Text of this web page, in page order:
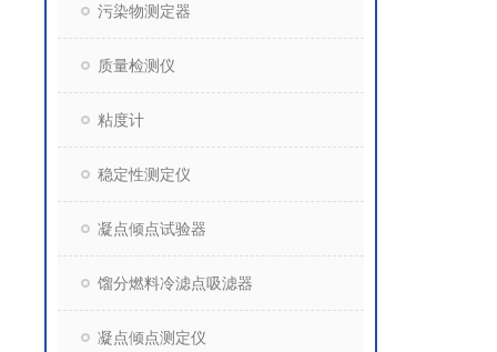
污染物测定器
质量检测仪
粘度计
稳定性测定仪
凝点倾点试验器
馏分燃料冷滤点吸滤器
凝点倾点测定仪